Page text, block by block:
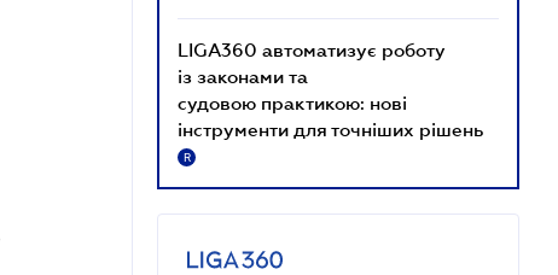
LIGA360 автоматизує роботу
із законами та
судовою практикою: нові
інструменти для точніших рішень
R